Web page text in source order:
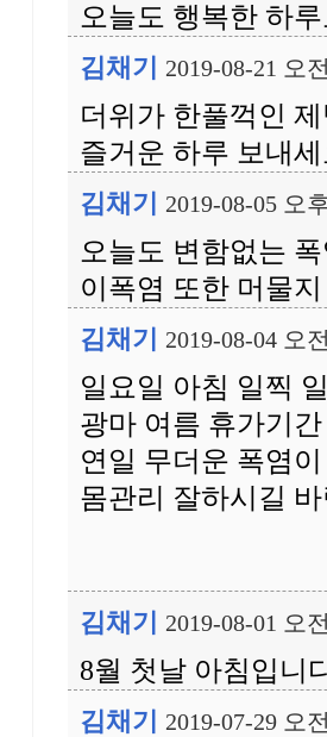
오늘도 행복한 하
김채기 2019-08-21 오
더위가 한풀꺽인
즐거운 하루 보내
김채기 2019-08-05 오
오늘도 변함없는
이폭염 또한 머물
김채기 2019-08-04 오
일요일 아침 일찍
광마 여름 휴가기
연일 무더운 폭염
몸관리 잘하시길
김채기 2019-08-01 오
8월 첫날 아침입니
김채기 2019-07-29 오